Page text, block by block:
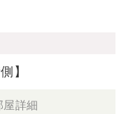
】
屋詳細